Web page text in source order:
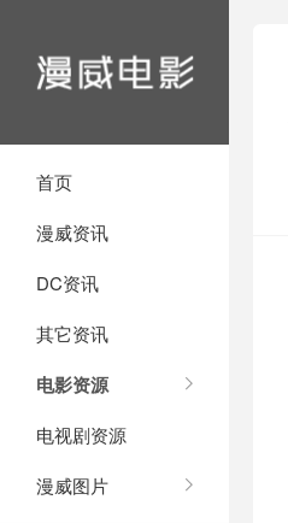
首页
漫威资讯
DC资讯
其它资讯
电影资源
电视剧资源
漫威图片